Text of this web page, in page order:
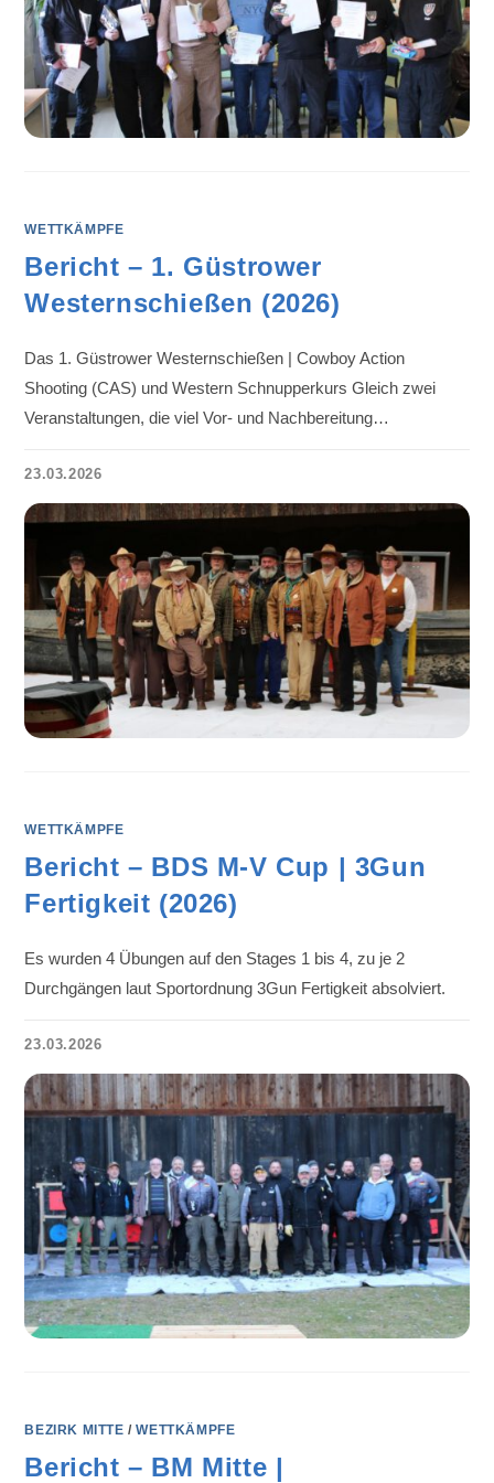
WETTKÄMPFE
Bericht – 1. Güstrower
Westernschießen (2026)
Das 1. Güstrower Westernschießen | Cowboy Action
Shooting (CAS) und Western Schnupperkurs Gleich zwei
Veranstaltungen, die viel Vor- und Nachbereitung…
23.03.2026
WETTKÄMPFE
Bericht – BDS M-V Cup | 3Gun
Fertigkeit (2026)
Es wurden 4 Übungen auf den Stages 1 bis 4, zu je 2
Durchgängen laut Sportordnung 3Gun Fertigkeit absolviert.
23.03.2026
BEZIRK MITTE /WETTKÄMPFE
Bericht – BM Mitte |